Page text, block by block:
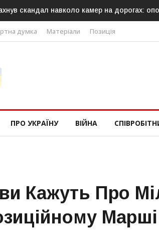
скандал навколо камер на дорогах:
думка Матеріали Позиція
ПРО УКРАЇНУ ВІЙНА
Кажуть Про
Марші